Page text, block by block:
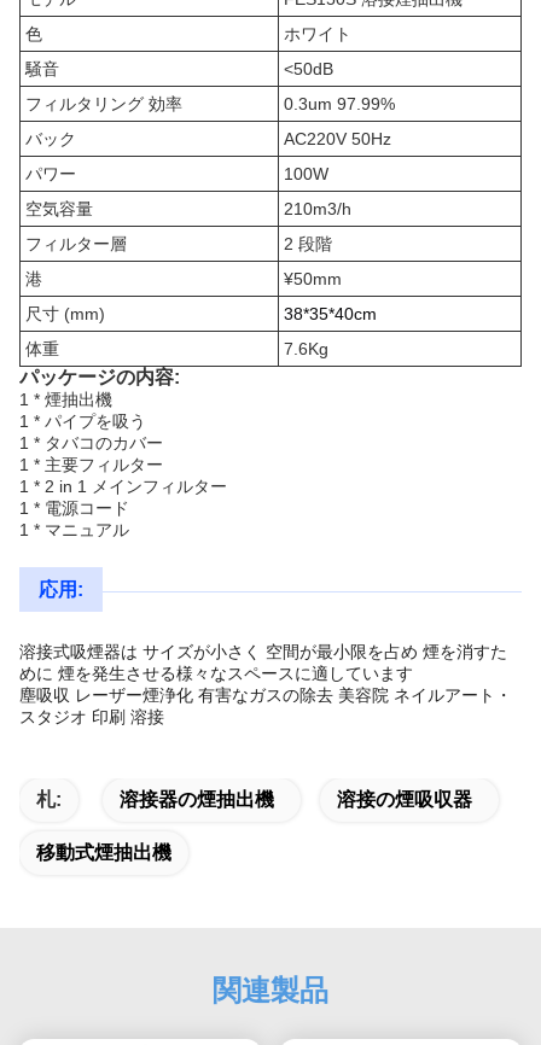
色
ホワイト
騒音
<50dB
フィルタリング 効率
0.3um 97.99%
バック
AC220V 50Hz
パワー
100W
空気容量
210m3/h
フィルター層
2 段階
港
¥50mm
尺寸 (mm)
38*35*40cm
体重
7.6Kg
パッケージの内容:
1 * 煙抽出機
1 * パイプを吸う
1 * タバコのカバー
1 * 主要フィルター
1 * 2 in 1 メインフィルター
1 * 電源コード
1 * マニュアル
応用:
溶接式吸煙器は サイズが小さく 空間が最小限を占め 煙を消すた
めに 煙を発生させる様々なスペースに適しています
塵吸収 レーザー煙浄化 有害なガスの除去 美容院 ネイルアート・
スタジオ 印刷 溶接
札: 溶接器の煙抽出機 溶接の煙吸収器
移動式煙抽出機
関連製品